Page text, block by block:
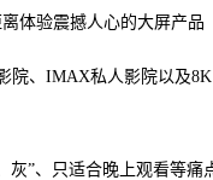
体验震撼人心的大屏产品
院、IMAX私人影院以及
灰”、只适合晚上观看等痛